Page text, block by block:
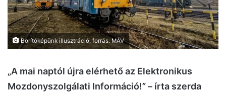
Borítóképünk illusztráció, forrás: MÁV
„A mai naptól újra elérhető az Elektronikus
Mozdonyszolgálati Információ!” – írta szerda